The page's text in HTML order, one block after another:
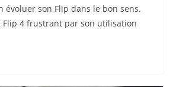
évoluer son Flip dans le bon sens.
Flip 4 frustrant par son utilisation